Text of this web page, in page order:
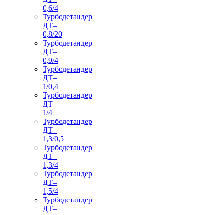
0,6/4
Турбодетандер
ДТ–
0,8/20
Турбодетандер
ДТ–
0,9/4
Турбодетандер
ДТ–
1/0,4
Турбодетандер
ДТ–
1/4
Турбодетандер
ДТ–
1,3/0,5
Турбодетандер
ДТ–
1,3/4
Турбодетандер
ДТ–
1,5/4
Турбодетандер
ДТ–